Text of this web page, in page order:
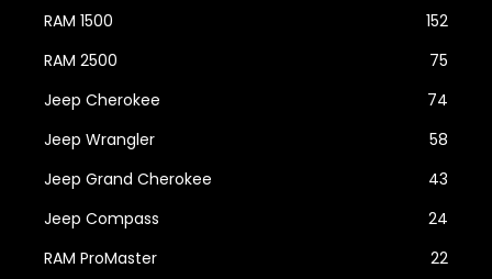
RAM 1500
152
RAM 2500
75
Jeep Cherokee
74
Jeep Wrangler
58
Jeep Grand Cherokee
43
Jeep Compass
24
RAM ProMaster
22